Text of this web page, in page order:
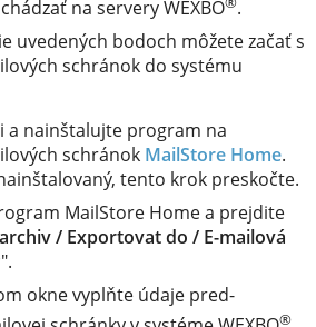
na servery WEXBO .
uvedených bodoch môžete začať s
schránok do systému
a nainštalujte program na
schránok MailStore Home.
tento krok preskočte.
MailStore Home a prejdite
/ Exportovat do / E-mailová
".
okne vyplňte údaje pred-
®